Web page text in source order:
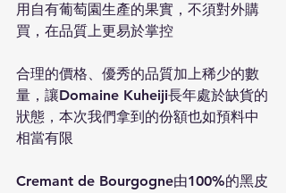
用自有葡萄園生產的果實，不須對外購
買，在品質上更易於掌控
合理的價格、優秀的品質加上稀少的數
量，讓Domaine Kuheiji長年處於缺貨的
狀態，本次我們拿到的份額也如預料中
相當有限
Cremant de Bourgogne由100%的黑皮